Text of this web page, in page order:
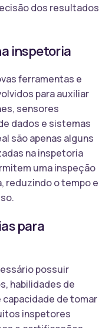
dos resultados
inspetoria
ferramentas e
para auxiliar
sensores
dados e sistemas
são apenas alguns
na inspetoria
uma inspeção
reduzindo o tempo e
para
possuir
habilidades de
capacidade de tomar
inspetores